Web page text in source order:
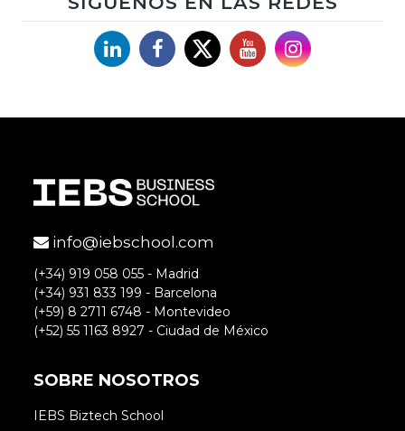
LinkedinFacebook
X YouTubeInstagram
info@iebschool.com
(+34) 919 058 055 - Madrid
(+34) 931 833 199 - Barcelona
(+59) 8 2711 6748 - Montevideo
(+52) 55 1163 8927 - Ciudad de México
SOBRE NOSOTROS
IEBS Biztech School